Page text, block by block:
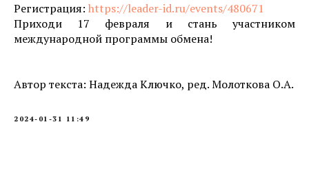
Регистрация: https://leader-id.ru/events/480671
Приходи 17 февраля и стань участником
международной программы обмена!
Автор текста: Надежда Ключко, ред. Молоткова О.А.
2024-01-31 11:49